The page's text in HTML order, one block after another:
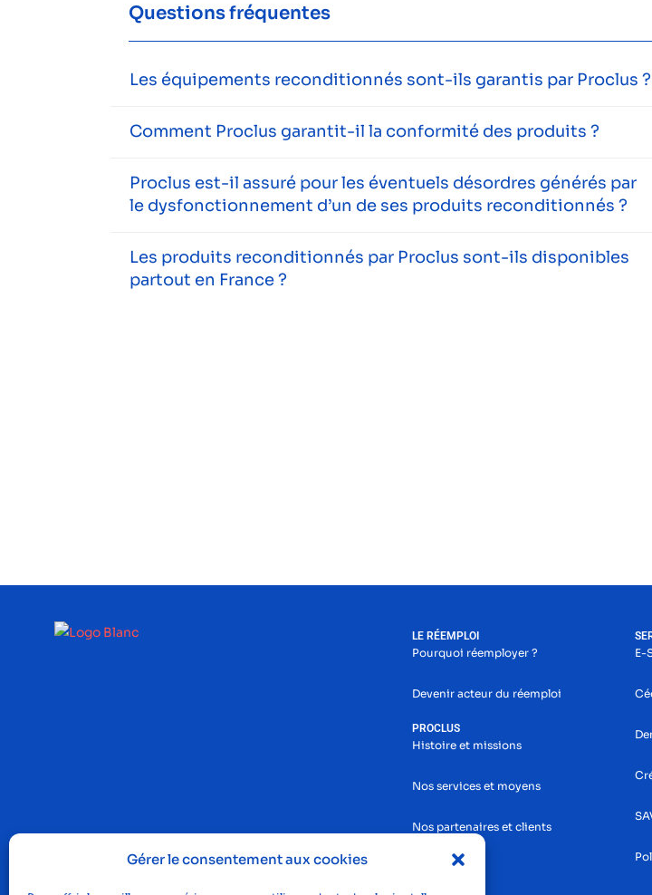
Gérer le consentement aux cookies
Questions fréquentes
Les équipements reconditionnés sont-ils garantis par Proclus ?
Comment Proclus garantit-il la conformité des produits ?
Proclus est-il assuré pour les éventuels désordres générés par
le dysfonctionnement d’un de ses produits reconditionnés ?
Les produits reconditionnés par Proclus sont-ils disponibles
partout en France ?
LE RÉEMPLOI
Pourquoi réemployer ?
Devenir acteur du réemploi
PROCLUS
Histoire et missions
Nos services et moyens
Nos partenaires et clients
E-